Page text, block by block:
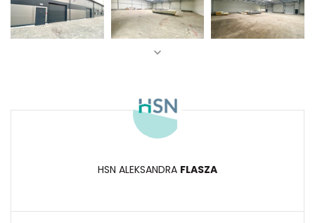
HSN ALEKSANDRA FLASZA